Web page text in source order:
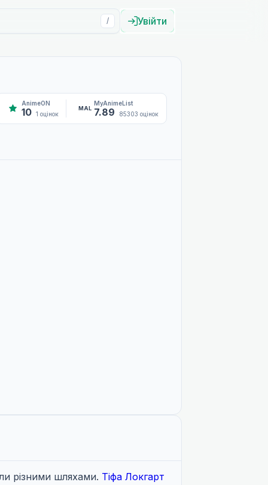
/ Увійти
AnimeON
10 1 оцінок
MAL
MyAnimeList
7.89 85303 оцінок
різними шляхами. Тіфа Локгарт